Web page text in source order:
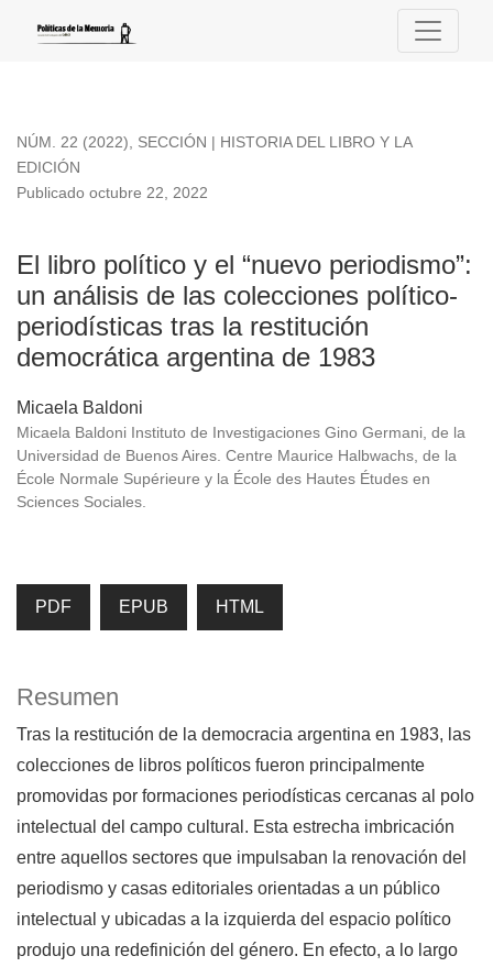
NÚM. 22 (2022), SECCIÓN | HISTORIA DEL LIBRO Y LA
EDICIÓN
El libro político y el “nuevo periodismo”:
un análisis de las colecciones político-
periodísticas tras la restitución
democrática argentina de 1983
Publicado octubre 22, 2022
Micaela Baldoni
Micaela Baldoni Instituto de Investigaciones Gino Germani, de la
Universidad de Buenos Aires. Centre Maurice Halbwachs, de la
École Normale Supérieure y la École des Hautes Études en
Sciences Sociales.
PDF EPUB HTML
Resumen
Tras la restitución de la democracia argentina en 1983, las
colecciones de libros políticos fueron principalmente
promovidas por formaciones periodísticas cercanas al polo
intelectual del campo cultural. Esta estrecha imbricación
entre aquellos sectores que impulsaban la renovación del
periodismo y casas editoriales orientadas a un público
intelectual y ubicadas a la izquierda del espacio político
produjo una redefinición del género. En efecto, a lo largo